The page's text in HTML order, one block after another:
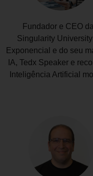
Fundador e CEO
Singularity
Exponencial e do seu
IA, Tedx Speaker e
Inteligência Artificial